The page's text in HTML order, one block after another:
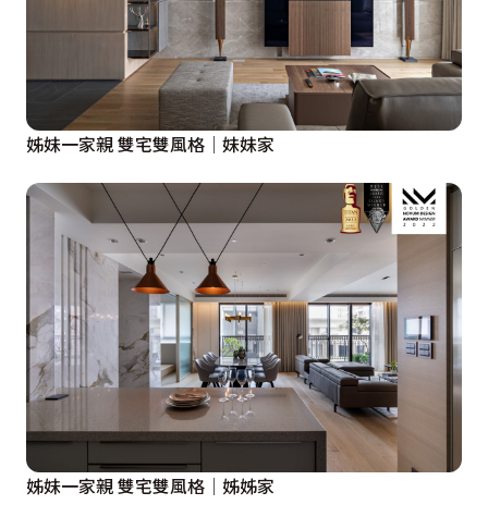
姊妹一家親 雙宅雙風格│妹妹家
姊妹一家親 雙宅雙風格│姊姊家